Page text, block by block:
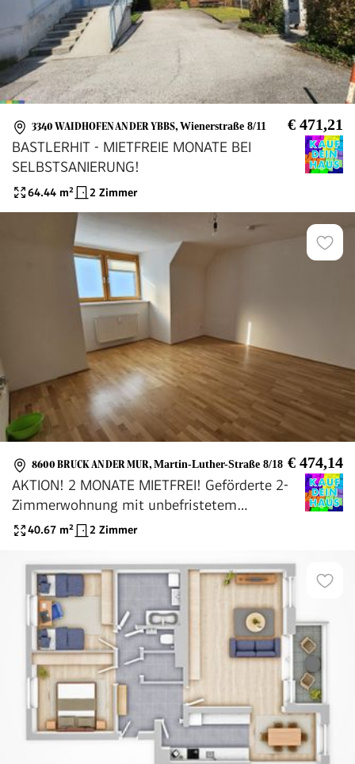
3340 WAIDHOFEN AN DER YBBS, Wienerstraße 8/11 € 471,21
BASTLERHIT - MIETFREIE MONATE BEI
SELBSTSANIERUNG!
64.44 m² 2 Zimmer
8600 BRUCK AN DER MUR, Martin-Luther-Straße 8/18 € 474,14
AKTION! 2 MONATE MIETFREI! Geförderte 2-
Zimmerwohnung mit unbefristetem
Mietvertrag
40.67 m² 2 Zimmer